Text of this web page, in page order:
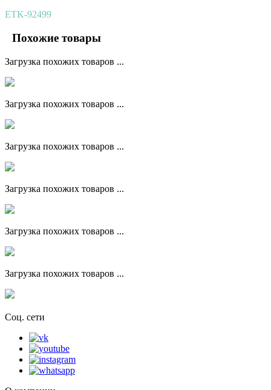
ETK-92499
Похожие товары
Загрузка похожих товаров ...
Загрузка похожих товаров ...
Загрузка похожих товаров ...
Загрузка похожих товаров ...
Загрузка похожих товаров ...
Загрузка похожих товаров ...
Соц. сети